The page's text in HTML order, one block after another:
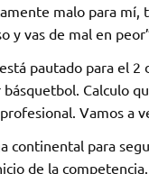
malo para
y vas de mal en
pautado para el
básquetbol. Calculo
Vamos a
continental para
de la